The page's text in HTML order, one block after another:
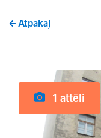
Atpakaļ
1 attēli